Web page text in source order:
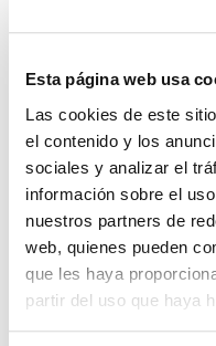
Esta página web usa
Las cookies de este
el contenido y los
sociales y analizar el
información sobre el
nuestros partners de
web, quienes pueden
que les haya
partir del uso que haya
Conduisez sans